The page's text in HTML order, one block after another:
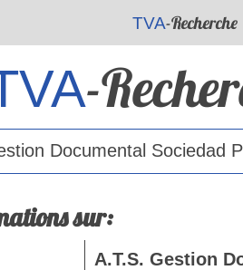
TVA-Recherche
-
sur:
A.T.S. Gestion